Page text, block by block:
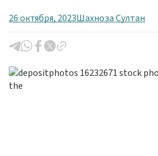
26 октября, 2023Шахноза Султан